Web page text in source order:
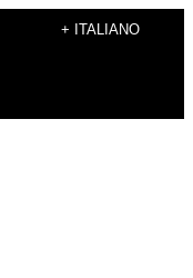
+ ITALIANO